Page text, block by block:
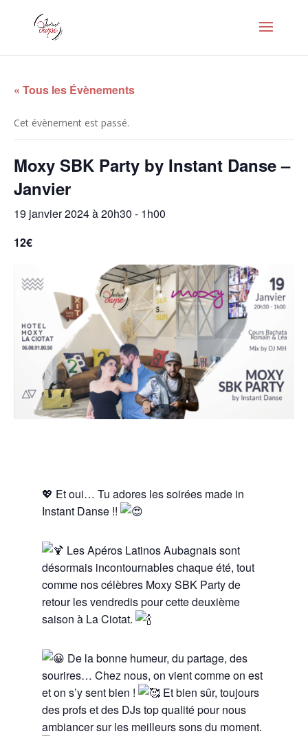
« Tous les Évènements
Cet évènement est passé.
Moxy SBK Party by Instant Danse –
Janvier
19 janvier 2024 à 20h30 - 1h00
12€
💖 Et oui… Tu adores les soirées made in
Instant Danse !!
Les Apéros Latinos Aubagnais sont
désormais incontournables chaque été, tout
comme nos célèbres Moxy SBK Party de
retour les vendredis pour cette deuxième
saison à La Ciotat.
De la bonne humeur, du partage, des
sourires… Chez nous, on vient comme on est
et on s’y sent bien !
Et bien sûr, toujours
des profs et des DJs top qualité pour nous
ambiancer sur les meilleurs sons du moment.